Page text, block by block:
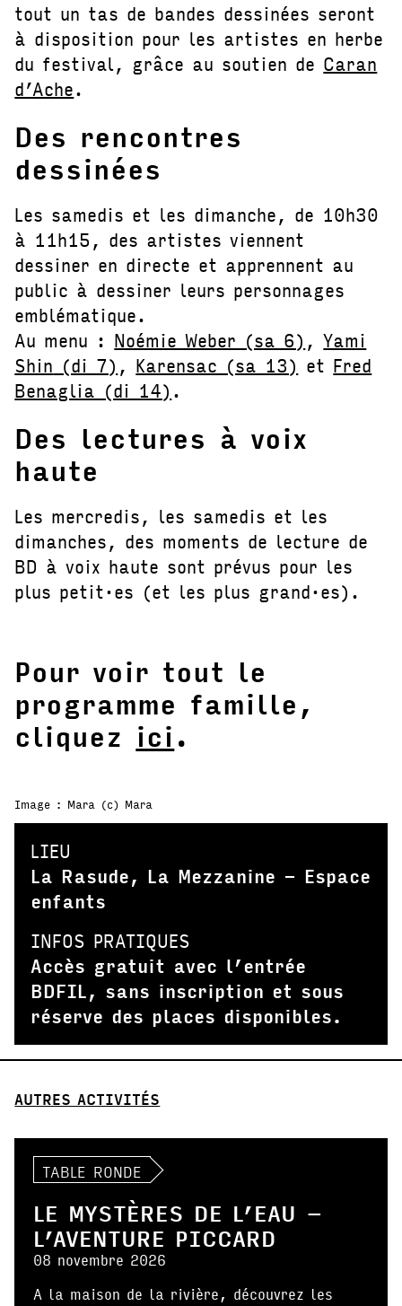
tout un tas de bandes dessinées seront
à disposition pour les artistes en herbe
du festival, grâce au soutien de Caran
d’Ache.
Des rencontres
dessinées
Les samedis et les dimanche, de 10h30
à 11h15, des artistes viennent
dessiner en directe et apprennent au
public à dessiner leurs personnages
emblématique.
Au menu : Noémie Weber (sa 6),Yami
Shin (di 7), Karensac (sa 13) et Fred
Benaglia (di 14).
Des lectures à voix
haute
Les mercredis, les samedis et les
dimanches, des moments de lecture de
BD à voix haute sont prévus pour les
plus petit·es (et les plus grand·es).
Pour voir tout le
programme famille,
cliquez ici.
Image : Mara (c) Mara
LIEU
La Rasude, La Mezzanine - Espace
enfants
INFOS PRATIQUES
Accès gratuit avec l’entrée
BDFIL, sans inscription et sous
réserve des places disponibles.
AUTRES ACTIVITÉS
TABLE RONDE
LE MYSTÈRES DE L’EAU –
L’AVENTURE PICCARD
08 novembre 2026
A la maison de la rivière, découvrez les